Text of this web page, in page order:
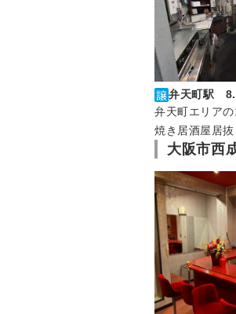
弁天町駅
弁天町エリア
焼き居酒屋居抜
大阪市西